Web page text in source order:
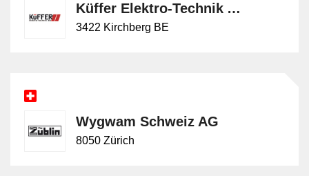
Küffer Elektro-Technik AG
3422 Kirchberg BE
Wygwam Schweiz AG
8050 Zürich